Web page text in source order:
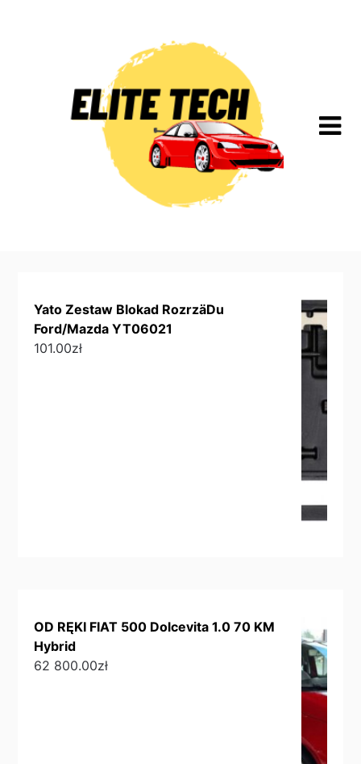
Yato Zestaw Blokad RozrzäDu
Ford/Mazda YT06021
101.00zł
OD RĘKI FIAT 500 Dolcevita 1.0 70 KM
Hybrid
62 800.00zł